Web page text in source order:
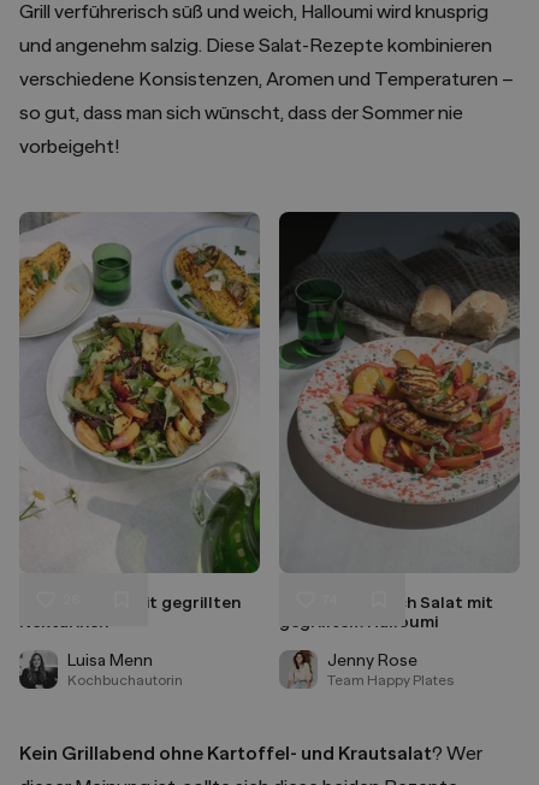
Grill verführerisch süß und weich, Halloumi wird knusprig
und angenehm salzig. Diese Salat-Rezepte kombinieren
verschiedene Konsistenzen, Aromen und Temperaturen –
so gut, dass man sich wünscht, dass der Sommer nie
vorbeigeht!
Sommersalat mit gegrillten
Nektarinen
Luisa Menn
Kochbuchautorin
Speichern
Tomaten Pfirsich Salat mit
gegrilltem Halloumi
Jenny Rose
Team Happy Plates
Kein Grillabend ohne Kartoffel- und Krautsalat? Wer